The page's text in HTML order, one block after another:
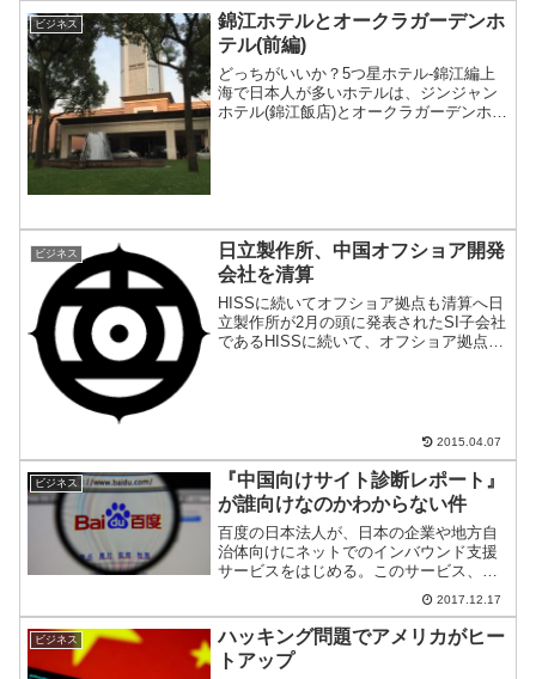
ビジネス
錦江ホテルとオークラガーデンホ
テル(前編)
どっちがいいか？5つ星ホテル-錦江編上
海で日本人が多いホテルは、ジンジャン
ホテル(錦江飯店)とオークラガーデンホテ
ビジネス
日立製作所、中国オフショア開発
会社を清算
HISSに続いてオフショア拠点も清算へ日
立製作所が2月の頭に発表されたSI子会社
であるHISSに続いて、オフショア拠点も
2015.04.07
ビジネス
『中国向けサイト診断レポート』
が誰向けなのかわからない件
百度の日本法人が、日本の企業や地方自
治体向けにネットでのインバウンド支援
サービスをはじめる。このサービス、考
えれば考えるほど誰向けなのかがわから
ないのだ。なぜか？を解説。中国に特化
したサイト診断サービス日経新聞社が
『中国向けサイト診断レポー...
2017.12.17
ビジネス
ハッキング問題でアメリカがヒー
トアップ